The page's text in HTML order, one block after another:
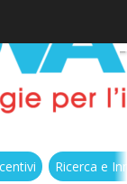
Ricerca e